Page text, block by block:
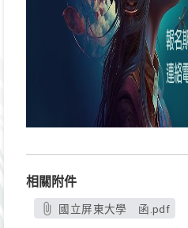
相關附件
國立屏東大學 函.pdf